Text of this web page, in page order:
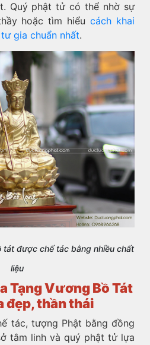
Quý phật tử có thể nhờ sự
hoặc tìm hiểucách khai
gia chuẩn nhất.
được chế tác bằng nhiều chất
liệu
Tạng Vương Bồ Tát
đẹp, thần thái
tác, tượng Phật bằng đồng
tâm linh và quý phật tử lựa